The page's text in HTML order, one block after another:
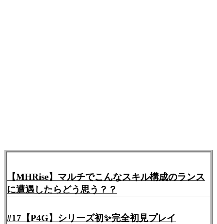
【MHRise】マルチでこんなスキル構成のランス
に遭遇したらどう思う？？
#17【P4G】シリーズ初✨完全初見プレイ